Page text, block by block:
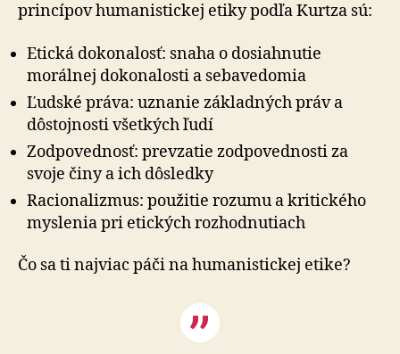
princípov hu­ma­nis­tic­kej etiky podľa Kurtza sú:
Etická dokonalosť: snaha o dosiahnutie
morálnej dokonalosti a sebavedomia
Ľudské práva: uznanie základných práv a
dôstojnosti všetkých ľudí
Zodpovednosť: prevzatie zodpovednosti za
svoje činy a ich dôsledky
Racionalizmus: použitie rozumu a kritického
myslenia pri etických rozhodnutiach
Čo sa ti najviac páči na humanistickej etike?